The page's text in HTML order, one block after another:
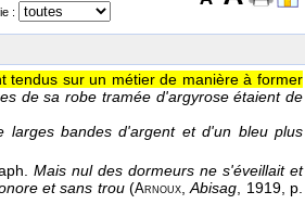
:
tendus sur un métier de manière à former
de sa robe tramée d'argyrose étaient de
larges bandes d'argent et d'un bleu plus
Mais nul des dormeurs ne s'éveillait et
et sans trou(Arnoux,Abisag, 1919, p.